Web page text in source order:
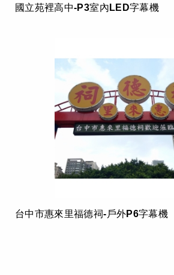
國立苑裡高中-P3室內LED字幕機
台中市惠來里福德祠-戶外P6字幕機